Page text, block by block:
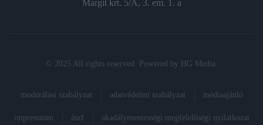
Margit krt. 5/A, 3. em. 1. a
© 2025 All rights reserved. Powered by HG Media
moderálási szabályzat adatvédelmi szabályzat médiaajánló
impresszum ászf akadálymentességi megfelelőségi nyilatkozat